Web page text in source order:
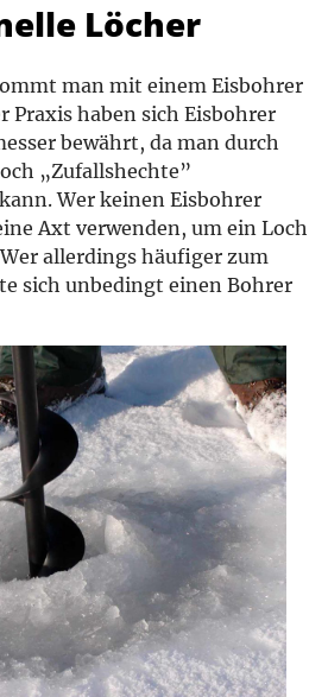
Löcher
man mit einem Eisbohrer
Praxis haben sich Eisbohrer
bewährt, da man durch
„Zufallshechte”
Wer keinen Eisbohrer
Axt verwenden, um ein Loch
allerdings häufiger zum
sich unbedingt einen Bohrer